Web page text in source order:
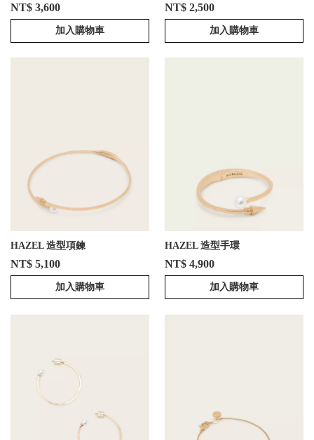
NT$ 3,600
加入購物車
NT$ 2,500
加入購物車
HAZEL 造型項鍊
NT$ 5,100
加入購物車
HAZEL 造型手環
NT$ 4,900
加入購物車